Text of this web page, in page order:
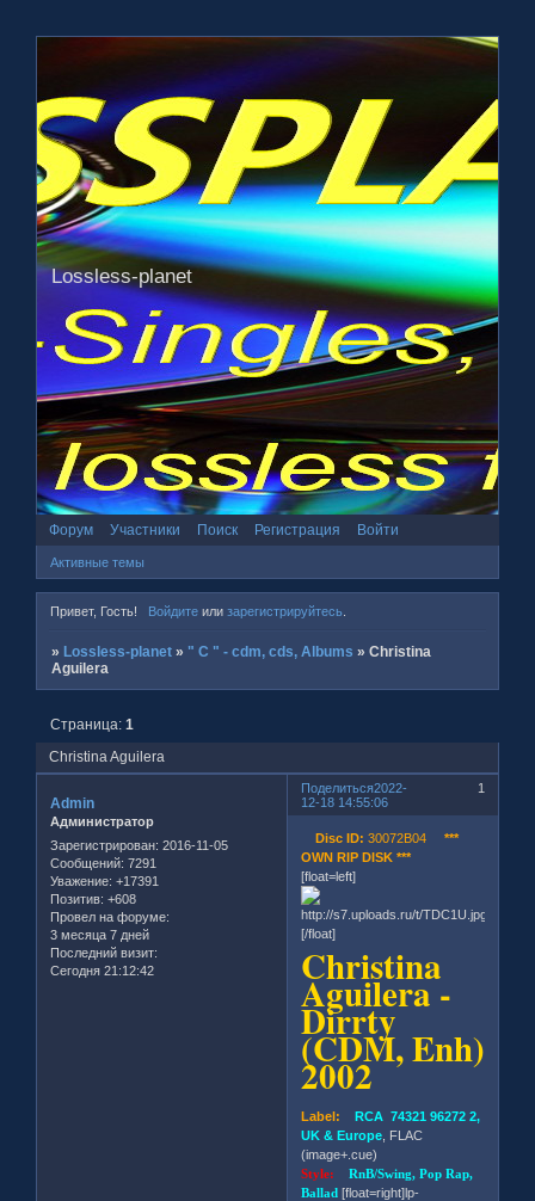
Lossless-planet
Форум Участники Поиск Регистрация Войти
Активные темы
Привет, Гость! Войдитеили зарегистрируйтесь.
» Lossless-planet » " C " - cdm, cds, Albums »Christina
Aguilera
Christina Aguilera
Страница:1
Поделиться 1
2022-
12-18 14:55:06
Admin
Администратор
Зарегистрирован: 2016-11-05
Сообщений: 7291
Уважение: +17391
Позитив: +608
Провел на форуме:
3 месяца 7 дней
Последний визит:
Сегодня 21:12:42
Disc ID: 30072B04***
OWN RIP DISK ***
[float=left]
[/float]
Christina
Aguilera -
Dirrty
(CDM, Enh)
2002
Label: RCA 74321 96272 2,
UK & Europe , FLAC
(image+.cue)
Style:RnB/Swing, Pop Rap,
Ballad[float=right]lp-